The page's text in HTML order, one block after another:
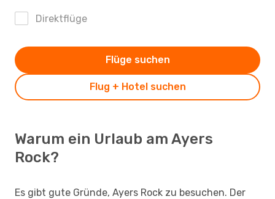
Direktflüge
Flug + Hotel suchen
Flüge suchen
Warum ein Urlaub am Ayers
Rock?
Es gibt gute Gründe, Ayers Rock zu besuchen. Der